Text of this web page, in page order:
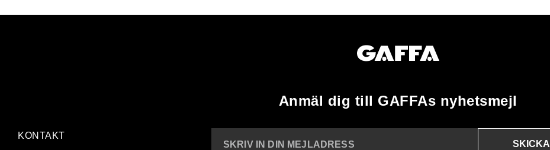
Anmäl dig till GAFFAs nyhetsmejl
KONTAKT
SKRIV IN DIN MEJLADRESS
SKICKA